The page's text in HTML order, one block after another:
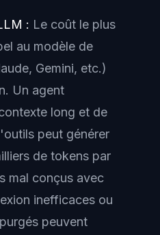
: Le coût le plus
au modèle de
Gemini, etc.)
Un agent
long et de
peut générer
de tokens par
mal conçus avec
inefficaces ou
peuvent